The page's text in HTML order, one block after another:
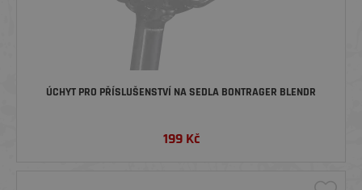
ÚCHYT PRO PŘÍSLUŠENSTVÍ NA SEDLA BONTRAGER BLENDR
199Kč